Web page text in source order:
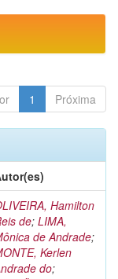
1 Próxima
Hamilton
de; LIMA,
de Andrade;
Kerlen
do;